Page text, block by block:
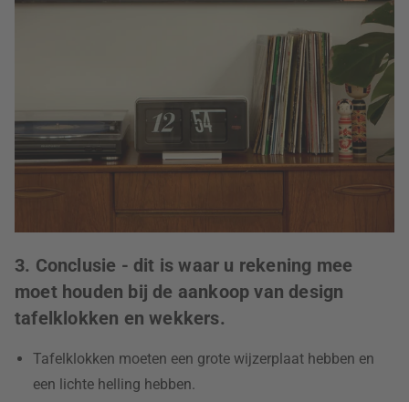
3. Conclusie - dit is waar u rekening mee
moet houden bij de aankoop van design
tafelklokken en wekkers.
Tafelklokken moeten een grote wijzerplaat hebben en
een lichte helling hebben.